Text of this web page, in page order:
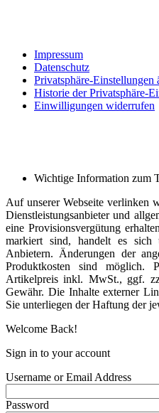
Impressum
Datenschutz
Privatsphäre-Einstellungen
Historie der Privatsphäre-
Einwilligungen widerrufen
Wichtige Information zum
Auf unserer Webseite verlinken
Dienstleistungsanbieter und
eine Provisionsvergütung
markiert sind, handelt es sich
Anbietern. Änderungen der
Produktkosten sind möglich.
Artikelpreis inkl. MwSt., ggf.
Gewähr. Die Inhalte externer
Sie unterliegen der Haftung der
Welcome Back!
Sign in to your account
Username or Email Address
Password